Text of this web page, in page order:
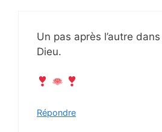
Un pas après l’autre dans
Dieu.
Répondre